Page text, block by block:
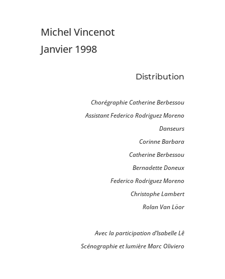
Michel Vincenot
Janvier 1998
Distribution
Chorégraphie Catherine Berbessou
Assistant Federico Rodriguez Moreno
Danseurs
Corinne Barbara
Catherine Berbessou
Bernadette Doneux
Federico Rodriguez Moreno
Christophe Lambert
Rolan Van Löor
Avec la participation d’Isabelle Lê
Scénographie et lumière Marc Oliviero